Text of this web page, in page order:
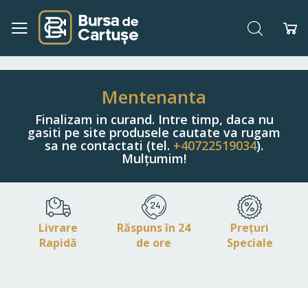
Navigați
Conținut
Căutare
Mentenanta
Finalizam in curand. Intre timp, daca nu
gasiti pe site produsele cautate va rugam
sa ne contactati (tel. +40722519034).
Mulțumim!
Livrare
Rapidă
Răspuns în 24
de ore
Prețuri
Speciale